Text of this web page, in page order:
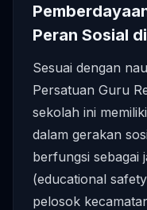
Peran Sosial
Sesuai dengan
Persatuan Guru
sekolah ini
dalam gerakan
berfungsi sebagai
(educational
pelosok